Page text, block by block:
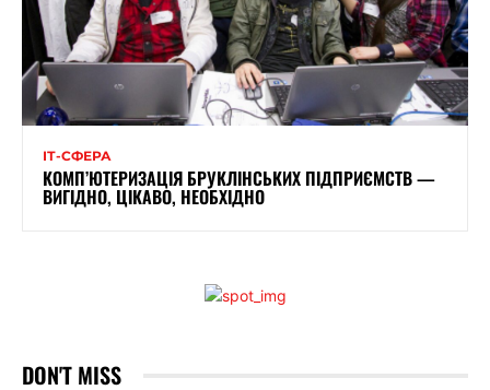
ІТ-СФЕРА
КОМП’ЮТЕРИЗАЦІЯ БРУКЛІНСЬКИХ ПІДПРИЄМСТВ —
ВИГІДНО, ЦІКАВО, НЕОБХІДНО
DON'T MISS